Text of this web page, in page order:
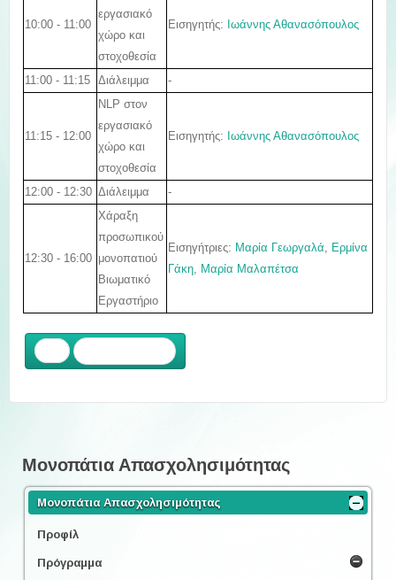
10:00 - 11:00
εργασιακό
χώρο και
στοχοθεσία
Εισηγητής: Ιωάννης Αθανασόπουλος
11:00 - 11:15 Διάλειμμα -
11:15 - 12:00
NLP στον
εργασιακό
χώρο και
στοχοθεσία
Εισηγητής: Ιωάννης Αθανασόπουλος
12:00 - 12:30 Διάλειμμα -
12:30 - 16:00
Χάραξη
προσωπικού
μονοπατιού
Βιωματικό
Εργαστήριο
Εισηγήτριες: Μαρία Γεωργαλά, Ερμίνα
Γάκη, Μαρία Μαλαπέτσα
Μονοπάτια Απασχολησιμότητας
Μονοπάτια Απασχολησιμότητας
Προφίλ
Πρόγραμμα